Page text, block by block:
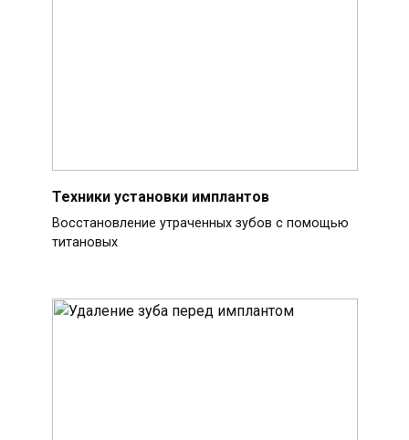
Техники установки имплантов
Восстановление утраченных зубов с помощью
титановых